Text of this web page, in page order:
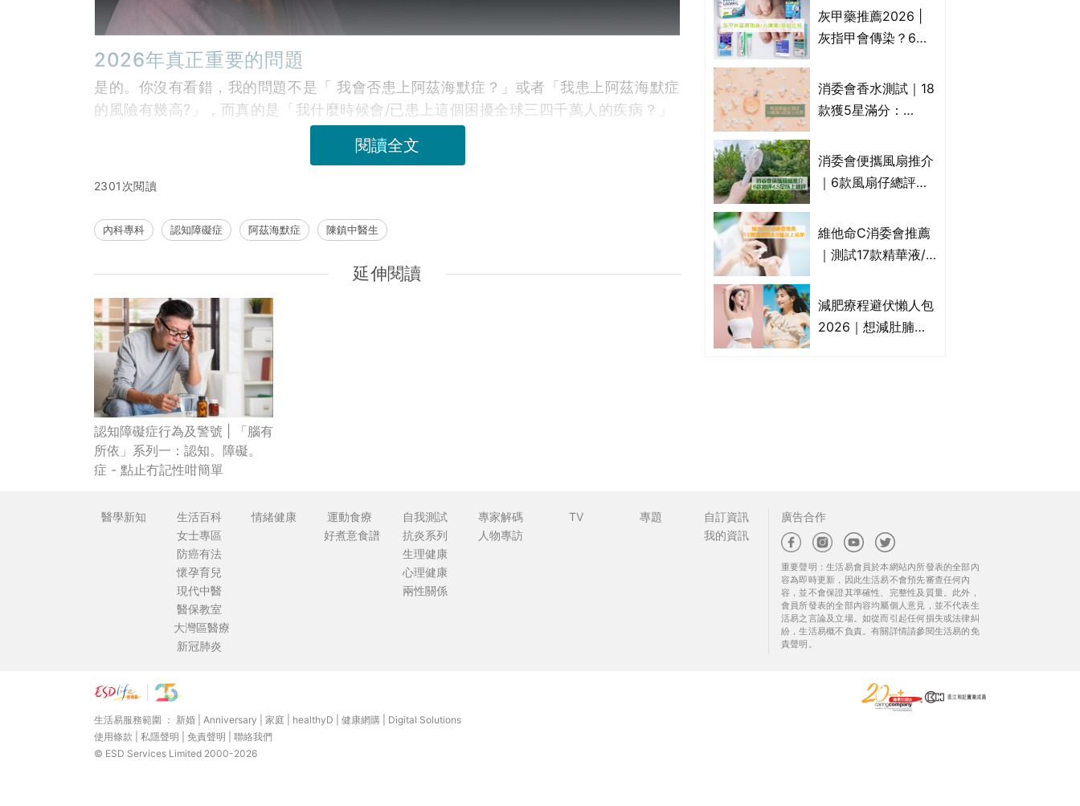
2026年真正重要的問題
是的。你沒有看錯，我的問題不是「 我會否患上阿茲海默症？」或者「我患上阿茲海默症
的風險有幾高?」，而真的是「我什麼時候會/已患上這個困擾全球三四千萬人的疾病？」
閱讀全文
2301次閱讀
內科專科 認知障礙症 阿茲海默症 陳鎮中醫生
延伸閱讀
認知障礙症行為及警號 | 「腦有
所依」系列一：認知。障礙。
症 - 點止冇記性咁簡單
一覽)
藥膏/除疤筆/除疤貼
比較（消委會教揀選
灰甲藥推薦2026 |
灰指甲會傳染？6款
膏/抗甲癬油劑的功
效/價格比較：羅霉
消委會香水測試｜18
款獲5星滿分：
ARMANI、Marks &
Spencer、CHANEL
消委會便攜風扇推介
｜6款風扇仔總評達
品 MUJI、
Francfranc、
維他命C消委會推薦
｜測試17款精華液/
獲總評4.5星以上
The Ordinary、
減肥療程避伏懶人包
2026｜想減肚腩但
醫學新知
生活百科
女士專區
防癌有法
懷孕育兒
現代中醫
醫保教室
大灣區醫療
新冠肺炎
情緒健康
運動食療
好煮意食譜
自我測試
抗炎系列
生理健康
心理健康
兩性關係
專家解碼
人物專訪
TV 專題
自訂資訊
我的資訊
廣告合作
重要聲明：生活易會員於本網站內所發表的全部內
容為即時更新，因此生活易不會預先審查任何內
容，並不會保證其準確性、完整性及質量。此外，
會員所發表的全部內容均屬個人意見，並不代表生
活易之言論及立場。如從而引起任何損失或法律糾
紛，生活易概不負責。有關詳情請參閱生活易的免
責聲明。
生活易服務範圍 ： 新婚 Anniversary 家庭 healthyD 健康網購
Digital Solutions
使用條款
私隱聲明 免責聲明
聯絡我們
© ESD Services Limited 2000-2026